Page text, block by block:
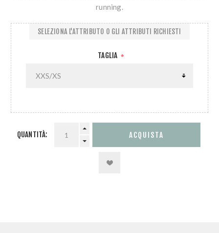
running.
TAGLIA *
SELEZIONA L'ATTRIBUTO O GLI ATTRIBUTI RICHIESTI
QUANTITÀ: